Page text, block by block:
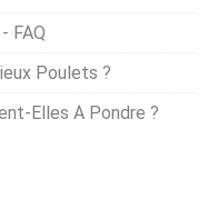
FAQ
Poulets ?
Elles À Pondre ?